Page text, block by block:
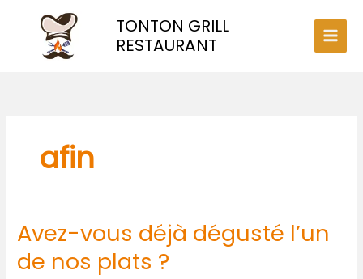
TONTON GRILL
RESTAURANT
afin
Avez-vous déjà dégusté l’un
de nos plats ?
Avez-
vous
déjà